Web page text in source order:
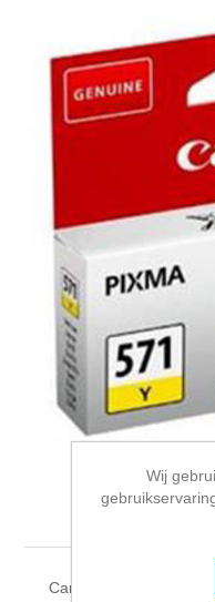
Canon
Canon CLI-571 geel,
Wij